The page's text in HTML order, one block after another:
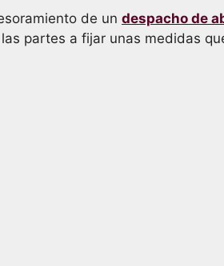
de un despacho de
partes a fijar unas medidas